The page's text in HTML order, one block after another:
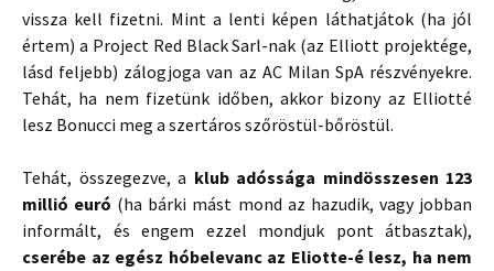
vissza kell fizetni. Mint a lenti képen láthatjátok (ha jól
értem) a Project Red Black Sarl-nak (az Elliott projektége,
lásd feljebb) zálogjoga van az AC Milan SpA részvényekre.
Tehát, ha nem fizetünk időben, akkor bizony az Elliotté
lesz Bonucci meg a szertáros szőröstül-bőröstül.
Tehát, összegezve, a klub adóssága mindösszesen 123
millió euró (ha bárki mást mond az hazudik, vagy jobban
informált, és engem ezzel mondjuk pont átbasztak),
cserébe az egész hóbelevanc az Eliotte-é lesz, ha nem